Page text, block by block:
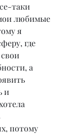
таки
любимые
я
где
а
и
потому